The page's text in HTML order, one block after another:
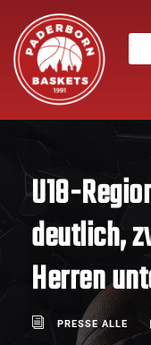
U18-
deutlich,
Herren
PRESSE ALLE